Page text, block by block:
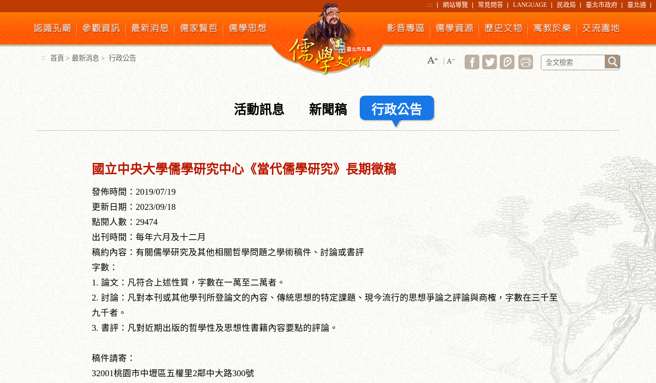
主
要
內
容
區
塊
::: 網站導覽 常見問答 LANGUAGE 民政局 臺北市政府 臺北通
::: 首頁 > 最新消息 > 行政公告
活動訊息 新聞稿 行政公告
:::
國立中央大學儒學研究中心《當代儒學研究》長期徵稿
發佈時間：2019/07/19
更新日期：2023/09/18
點閱人數：29474
出刊時間：每年六月及十二月
稿約內容：有關儒學研究及其他相關哲學問題之學術稿件、討論或書評
字數：
1. 論文：凡符合上述性質，字數在一萬至二萬者。
2. 討論：凡對本刊或其他學刊所登論文的內容、傳統思想的特定課題、現今流行的思想爭論之評論與商榷，字數在三千至
九千者。
3. 書評：凡對近期出版的哲學性及思想性書籍內容要點的評論。
稿件請寄：
32001桃園市中壢區五權里2鄰中大路300號